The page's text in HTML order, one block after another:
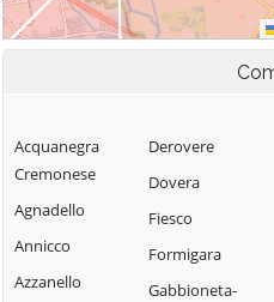
Acquanegra
Cremonese
Agnadello
Annicco
Azzanello
Derovere
Dovera
Fiesco
Formigara
Gabbioneta-